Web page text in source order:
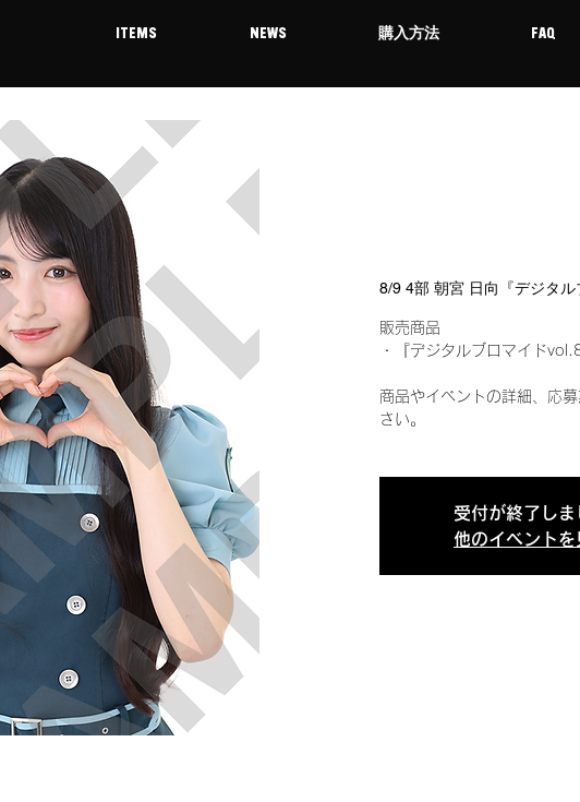
ITEMS NEWS 購入方法 FAQ
8/9 4部 朝宮 日向『デジタ
販売商品
・『デジタルブロマイド
商品やイベントの詳細、応
さい。
受付が終了しま
他のイベントを